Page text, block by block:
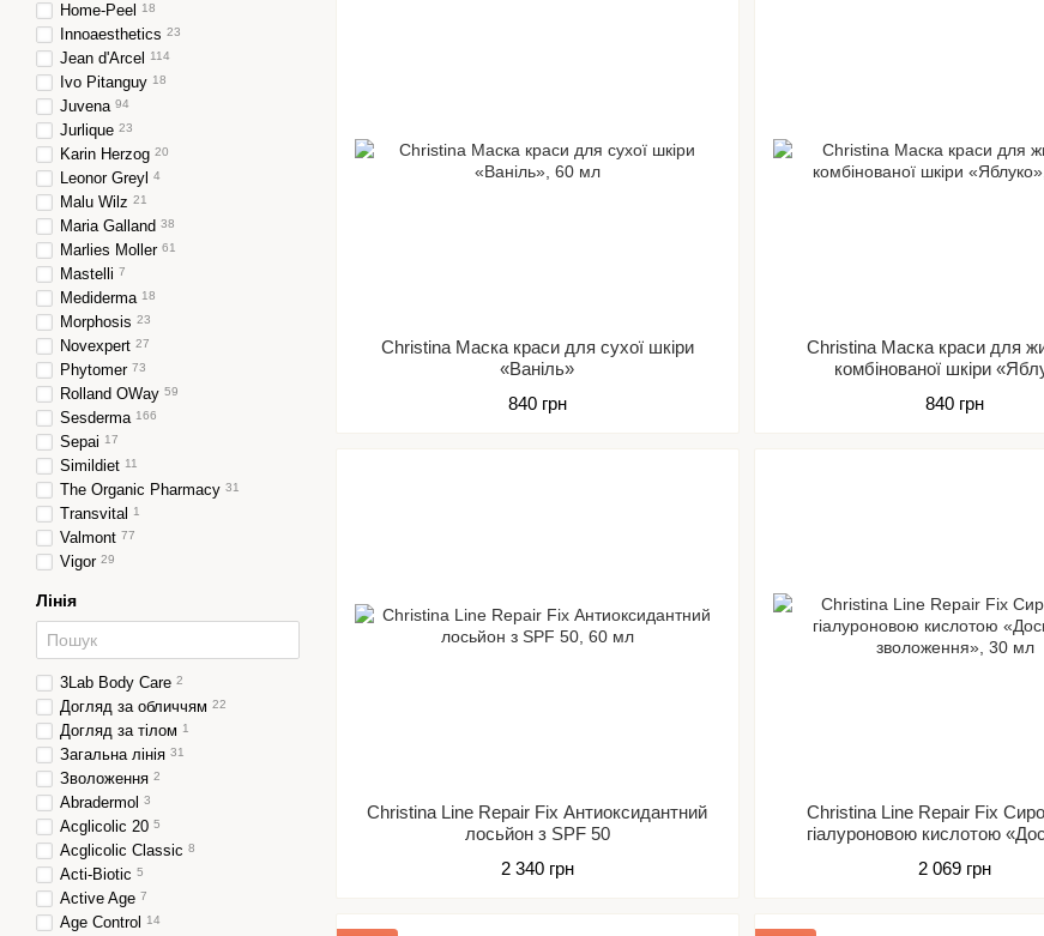
Christina Маска краси для сухої шкіри
«Ваніль»
840 грн
Christina Маска краси для
комбінованої шкіри
840 грн
Christina Line Repair Fix Антиоксидантний
лосьйон з SPF 50
2 340 грн
Christina Line Repair Fix
гіалуроновою кислотою
2 069 грн
Home-Peel 18
Innoaesthetics 23
Jean d'Arcel 114
Ivo Pitanguy 18
Juvena 94
Jurlique 23
Karin Herzog 20
Leonor Greyl 4
Malu Wilz 21
Maria Galland 38
Marlies Moller 61
Mastelli 7
Mediderma 18
Morphosis 23
Novexpert 27
Phytomer 73
Rolland OWay 59
Sesderma 166
Sepai 17
Simildiet 11
The Organic Pharmacy 31
Transvital 1
Valmont 77
Vigor 29
Лінія
3Lab Body Care 2
Догляд за обличчям 22
Догляд за тілом 1
Загальна лінія 31
Зволоження 2
Abradermol 3
Acglicolic 20 5
Acglicolic Classic 8
Acti-Biotic 5
Active Age 7
Age Control 14